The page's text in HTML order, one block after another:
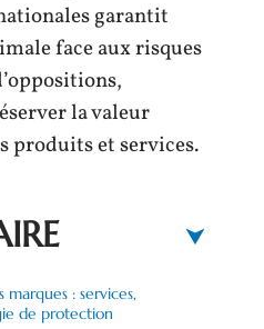
garantit
face aux risques
la valeur
produits et services.
: services,
de protection